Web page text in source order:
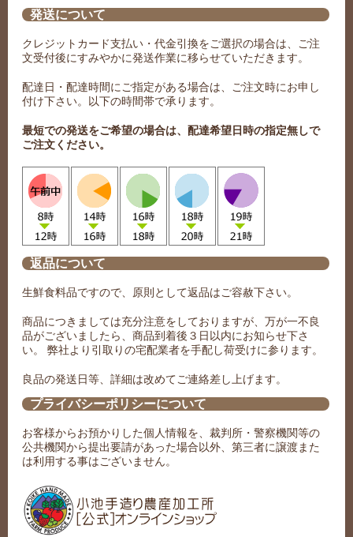
発送について
クレジットカード支払い・代金引換をご選択の場合は、ご注
文受付後にすみやかに発送作業に移らせていただきます。
配達日・配達時間にご指定がある場合は、ご注文時にお申し
付け下さい。以下の時間帯で承ります。
最短での発送をご希望の場合は、配達希望日時の指定無しで
ご注文ください。
返品について
生鮮食料品ですので、原則として返品はご容赦下さい。
商品につきましては充分注意をしておりますが、万が一不良
品がございましたら、商品到着後３日以内にお知らせ下さ
い。 弊社より引取りの宅配業者を手配し荷受けに参ります。
良品の発送日等、詳細は改めてご連絡差し上げます。
プライバシーポリシーについて
お客様からお預かりした個人情報を、裁判所・警察機関等の
公共機関から提出要請があった場合以外、第三者に譲渡また
は利用する事はございません。